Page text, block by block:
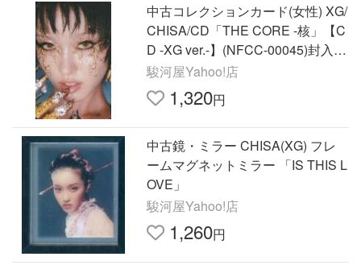
中古コレクションカード(女性) XG/
CHISA/CD「THE CORE -核」【C
D -XG ver.-】(NFCC-00045)封入フ
ォトカード
駿河屋Yahoo!店
1,320円
中古鏡・ミラー CHISA(XG) フレ
ームマグネットミラー 「IS THIS L
OVE」
駿河屋Yahoo!店
1,260円